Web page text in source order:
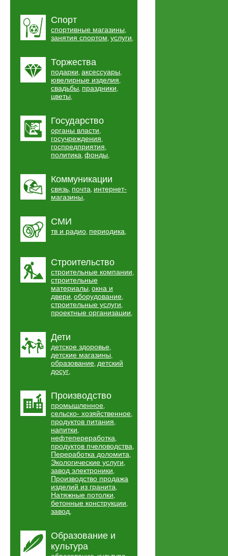
Спорт
спортивные магазины,
занятия спортом, услуги,
Торжества
подарки, аксессуары,
ювелирные изделия,
свадьбы, праздники,
цветы,
Государство
органы власти,
госучреждения,
госпредприятия,
политика, фонды,
Коммуникации
связь, почта, интернет-
магазины,
СМИ
тв и радио, периодика,
Строительство
строительные компании,
строительные
материалы, окна и
двери, оборудование,
строительные услуги,
проектные организации,
Дети
детское здоровье,
детские магазины,
образование, детский
досуг,
Производство
промышленное,
сельско- хозяйственное,
продуктов питания,
напитки,
нефтепереработка,
продуктов пчеловодства,
Переработка доломита,
Экологические услуги,
завод электроники,
Производство продажа
изделий из гранита,
Натяжные потолки,
бетонные конструкции,
завод,
Образование и
культура